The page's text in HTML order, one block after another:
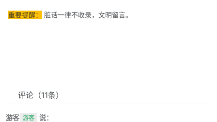
重要提醒： 脏话一律不收录，文明留言。
评论 （11条）
游客 游客 说：